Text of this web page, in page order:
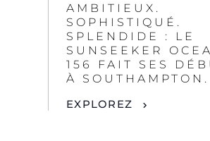
AMBITIEUX.
SOPHISTIQUÉ.
SPLENDIDE : LE
SUNSEEKER
156 FAIT SES
À SOUTHAMPTON.
EXPLOREZ